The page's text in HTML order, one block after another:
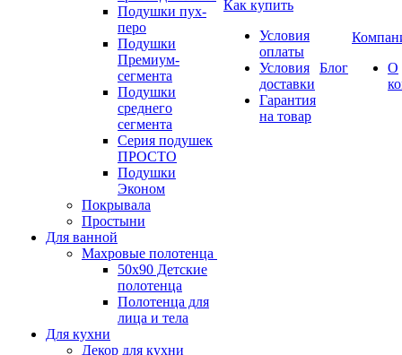
Подушки пух-
перо
Подушки
Премиум-
сегмента
Подушки
среднего
сегмента
Серия подушек
ПРОСТО
Подушки
Эконом
Покрывала
Простыни
Для ванной
Махровые полотенца
50х90 Детские
полотенца
Полотенца для
лица и тела
Для кухни
Декор для кухни
Как купить
Условия
оплаты
Условия
доставки
Гарантия
на товар
Блог
О